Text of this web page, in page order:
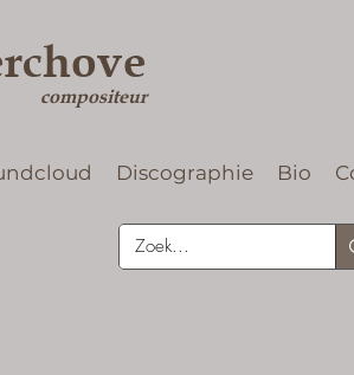
compositeur
Discographie Bio